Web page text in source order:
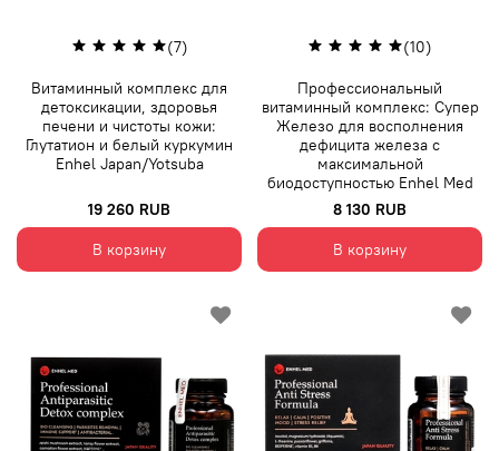
(7)
Витаминный комплекс для
детоксикации, здоровья
печени и чистоты кожи:
Глутатион и белый куркумин
Enhel Japan/Yotsuba
19 260 RUB
В корзину
(10)
Профессиональный
витаминный комплекс: Супер
Железо для восполнения
дефицита железа с
максимальной
биодоступностью Enhel Med
8 130 RUB
В корзину